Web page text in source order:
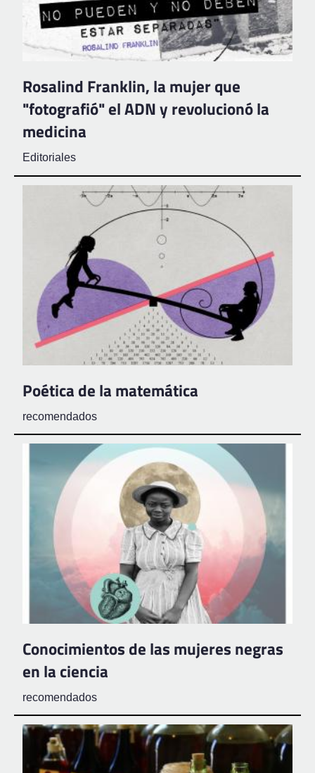
Rosalind Franklin, la mujer que
"fotografió" el ADN y revolucionó la
medicina
Editoriales
Poética de la matemática
recomendados
Conocimientos de las mujeres negras
en la ciencia
recomendados